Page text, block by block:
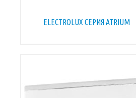
ELECTROLUX СЕРИЯ ATRIUM